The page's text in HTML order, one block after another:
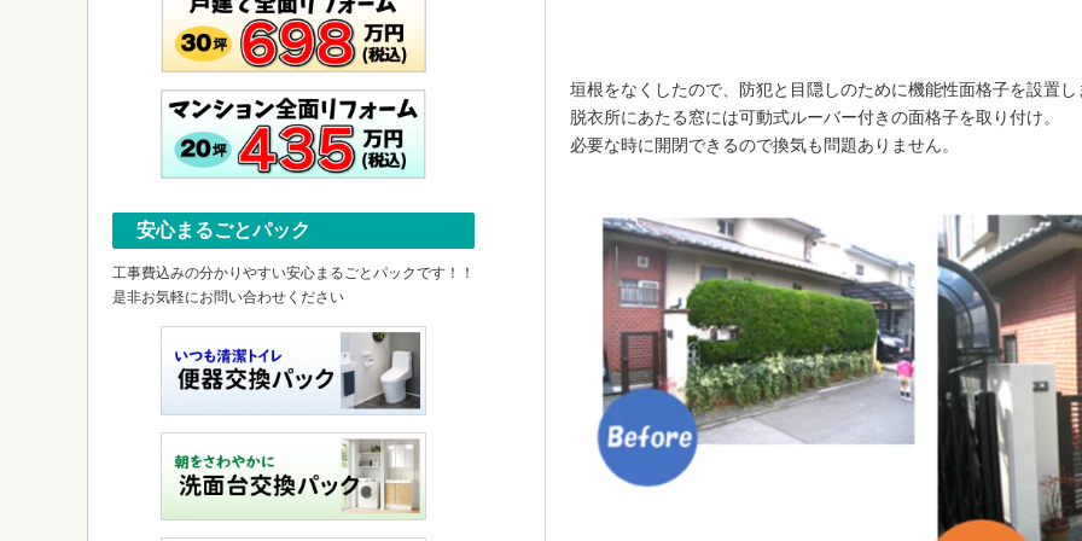
垣根をなくしたので、防犯と目隠しのために機能性面格子を設置し
脱衣所にあたる窓には可動式ルーバー付きの面格子を取り付け。
必要な時に開閉できるので換気も問題ありません。
安心まるごとパック
工事費込みの分かりやすい安心まるごとパックです！！
是非お気軽にお問い合わせください